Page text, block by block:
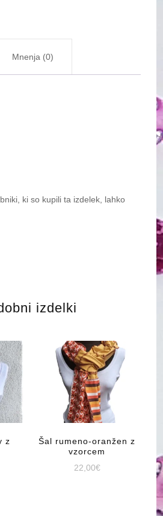
Mnenja (0)
ki so kupili ta izdelek, lahko
izdelki
z
Šal rumeno-oranžen z
vzorcem
22,00€